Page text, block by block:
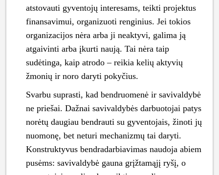
atstovauti gyventojų interesams, teikti projektus
finansavimui, organizuoti renginius. Jei tokios
organizacijos nėra arba ji neaktyvi, galima ją
atgaivinti arba įkurti naują. Tai nėra taip
sudėtinga, kaip atrodo – reikia kelių aktyvių
žmonių ir noro daryti pokyčius.
Svarbu suprasti, kad bendruomenė ir savivaldybė
ne priešai. Dažnai savivaldybės darbuotojai patys
norėtų daugiau bendrauti su gyventojais, žinoti jų
nuomonę, bet neturi mechanizmų tai daryti.
Konstruktyvus bendradarbiavimas naudoja abiem
pusėms: savivaldybė gauna grįžtamąjį ryšį, o